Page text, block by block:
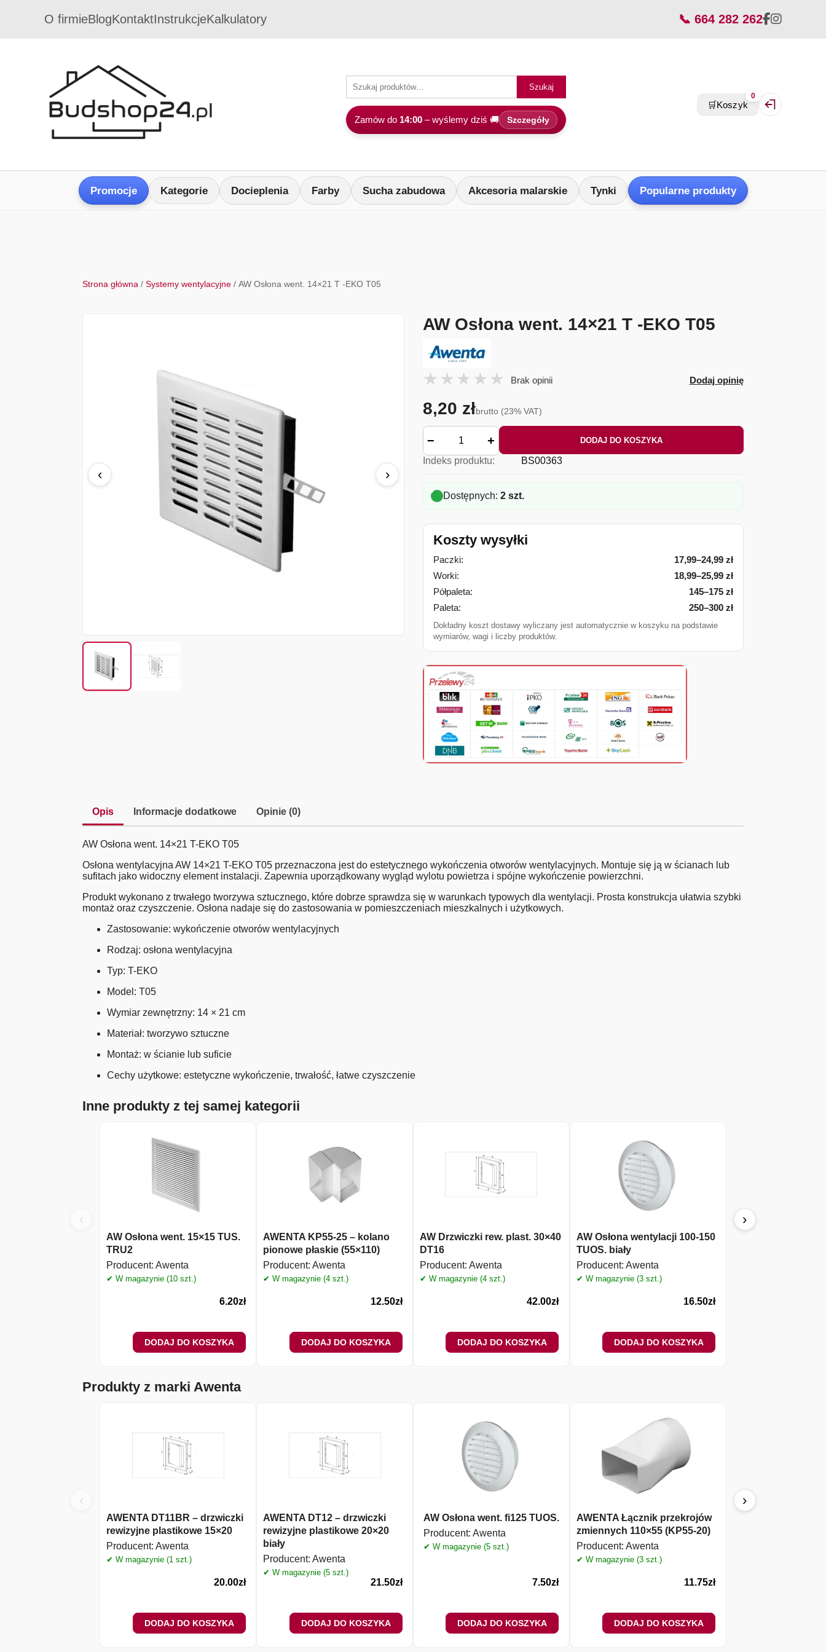
O firmieBlogKontaktInstrukcjeKalkulatory 📞 664 282 262
Szukaj
Zamów do 14:00– wyślemy dziś 🚚 Szczegóły
🛒Koszyk
0
Zaloguj się /
Promocje Kategorie Docieplenia Farby Sucha zabudowa Akcesoria malarskie Tynki Popularne produkty
Strona główna /Systemy wentylacyjne / AW Osłona went. 14×21 T -EKO T05
‹ ›
AW Osłona went. 14×21 T -EKO T05
Brak opinii Dodaj opinię
8,20 złbrutto (23% VAT)
− + DODAJ DO KOSZYKA
Indeks produktu: BS00363
Dostępnych: 2 szt.
Koszty wysyłki
Paczki:
17,99–24,99 zł
Worki:
18,99–25,99 zł
Półpaleta:
145–175 zł
Paleta:
250–300 zł
Dokładny koszt dostawy wyliczany jest automatycznie w koszyku na podstawie
wymiarów, wagi i liczby produktów.
Opis Informacje dodatkowe Opinie (0)
AW Osłona went. 14×21 T-EKO T05
Osłona wentylacyjna AW 14×21 T-EKO T05 przeznaczona jest do estetycznego wykończenia otworów wentylacyjnych. Montuje się ją w ścianach lub
sufitach jako widoczny element instalacji. Zapewnia uporządkowany wygląd wylotu powietrza i spójne wykończenie powierzchni.
Produkt wykonano z trwałego tworzywa sztucznego, które dobrze sprawdza się w warunkach typowych dla wentylacji. Prosta konstrukcja ułatwia szybki
montaż oraz czyszczenie. Osłona nadaje się do zastosowania w pomieszczeniach mieszkalnych i użytkowych.
Zastosowanie: wykończenie otworów wentylacyjnych
Rodzaj: osłona wentylacyjna
Typ: T-EKO
Model: T05
Wymiar zewnętrzny: 14 × 21 cm
Materiał: tworzywo sztuczne
Montaż: w ścianie lub suficie
Cechy użytkowe: estetyczne wykończenie, trwałość, łatwe czyszczenie
Inne produkty z tej samej kategorii
‹
AW Osłona went. 15×15 TUS.
TRU2
Producent: Awenta
✔ W magazynie (10 szt.)
6.20zł
DODAJ DO KOSZYKA
AWENTA KP55-25 – kolano
pionowe płaskie (55×110)
Producent: Awenta
✔ W magazynie (4 szt.)
12.50zł
DODAJ DO KOSZYKA
AW Drzwiczki rew. plast. 30×40
DT16
Producent: Awenta
✔ W magazynie (4 szt.)
42.00zł
DODAJ DO KOSZYKA
AW Osłona wentylacji 100-150
TUOS. biały
Producent: Awenta
✔ W magazynie (3 szt.)
16.50zł
DODAJ DO KOSZYKA
›
Produkty z marki Awenta
‹
AWENTA DT11BR – drzwiczki
rewizyjne plastikowe 15×20
Producent: Awenta
✔ W magazynie (1 szt.)
20.00zł
DODAJ DO KOSZYKA
AWENTA DT12 – drzwiczki
rewizyjne plastikowe 20×20
biały
Producent: Awenta
✔ W magazynie (5 szt.)
21.50zł
DODAJ DO KOSZYKA
AW Osłona went. fi125 TUOS.
Producent: Awenta
✔ W magazynie (5 szt.)
7.50zł
DODAJ DO KOSZYKA
AWENTA Łącznik przekrojów
zmiennych 110×55 (KP55-20)
Producent: Awenta
✔ W magazynie (3 szt.)
11.75zł
DODAJ DO KOSZYKA
›